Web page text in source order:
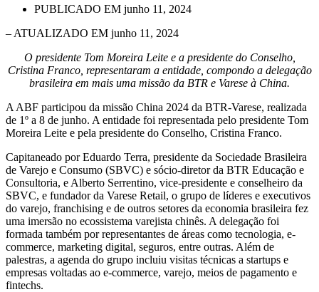
PUBLICADO EM junho 11, 2024
– ATUALIZADO EM junho 11, 2024
O presidente Tom Moreira Leite e a presidente do Conselho,
Cristina Franco, representaram a entidade, compondo a delegação
brasileira em mais uma missão da BTR e Varese à China.
A ABF participou da missão China 2024 da BTR-Varese, realizada
de 1º a 8 de junho. A entidade foi representada pelo presidente Tom
Moreira Leite e pela presidente do Conselho, Cristina Franco.
Capitaneado por Eduardo Terra, presidente da Sociedade Brasileira
de Varejo e Consumo (SBVC) e sócio-diretor da BTR Educação e
Consultoria, e Alberto Serrentino, vice-presidente e conselheiro da
SBVC, e fundador da Varese Retail, o grupo de líderes e executivos
do varejo, franchising e de outros setores da economia brasileira fez
uma imersão no ecossistema varejista chinês. A delegação foi
formada também por representantes de áreas como tecnologia, e-
commerce, marketing digital, seguros, entre outras. Além de
palestras, a agenda do grupo incluiu visitas técnicas a startups e
empresas voltadas ao e-commerce, varejo, meios de pagamento e
fintechs.